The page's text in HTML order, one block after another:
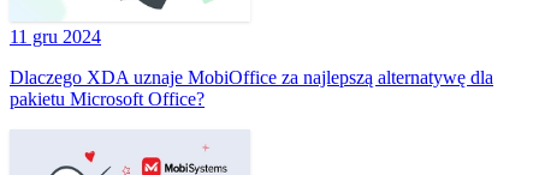
11 gru 2024
Dlaczego XDA uznaje MobiOffice za najlepszą alternatywę dla
pakietu Microsoft Office?